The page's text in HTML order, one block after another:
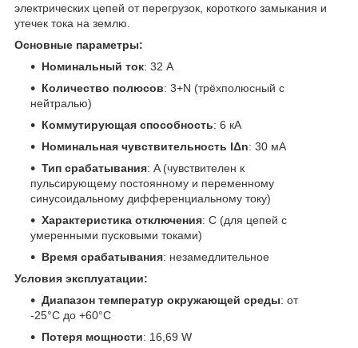
электрических цепей от перегрузок, короткого замыкания и
утечек тока на землю.
Основные параметры:
Номинальный ток: 32 А
Количество полюсов: 3+N (трёхполюсный с
нейтралью)
Коммутирующая способность: 6 кА
Номинальная чувствительность IΔn: 30 мА
Тип срабатывания: A (чувствителен к
пульсирующему постоянному и переменному
синусоидальному дифференциальному току)
Характеристика отключения: C (для цепей с
умеренными пусковыми токами)
Время срабатывания: незамедлительное
Условия эксплуатации:
Диапазон температур окружающей среды: от
-25°C до +60°C
Потеря мощности: 16,69 W